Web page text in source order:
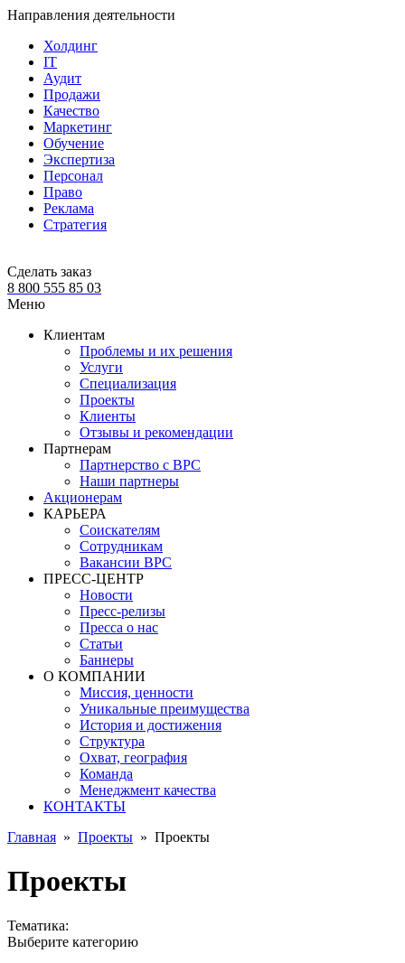
Направления деятельности
Холдинг
IT
Аудит
Продажи
Качество
Маркетинг
Обучение
Экспертиза
Персонал
Право
Реклама
Стратегия
Сделать заказ
8 800 555 85 03
Меню
Клиентам
Проблемы и их решения
Услуги
Специализация
Проекты
Клиенты
Отзывы и рекомендации
Партнерам
Партнерство с BPC
Наши партнеры
Акционерам
КАРЬЕРА
Соискателям
Сотрудникам
Вакансии BPC
ПРЕСС-ЦЕНТР
Новости
Пресс-релизы
Пресса о нас
Статьи
Баннеры
О КОМПАНИИ
Миссия, ценности
Уникальные преимущества
История и достижения
Структура
Охват, география
Команда
Менеджмент качества
КОНТАКТЫ
Главная » Проекты » Проекты
Проекты
Тематика:
Выберите категорию